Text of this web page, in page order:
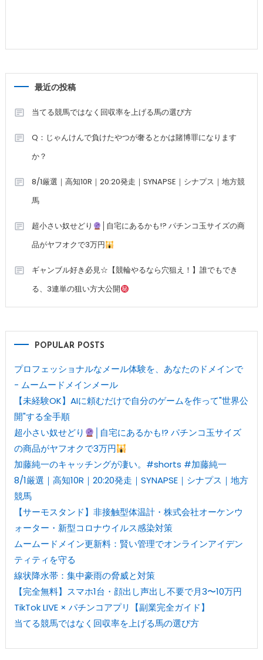
最近の投稿
当てる競馬ではなく回収率を上げる馬の選び方
Q：じゃんけんで負けたやつが奢るとかは賭博罪になります
か？
8/1厳選｜高知10R｜20:20発走｜SYNAPSE｜シナプス｜地方競
馬
超小さい奴せどり
│自宅にあるかも!? パチンコ玉サイズの商
品がヤフオクで3万円
ギャンブル好き必見☆【競輪やるなら穴狙え！】誰でもでき
る、3連単の狙い方大公開
POPULAR POSTS
プロフェッショナルなメール体験を、あなたのドメインで
- ムームードメインメール
【未経験OK】AIに頼むだけで自分のゲームを作って"世界公
開"する全手順
超小さい奴せどり
│自宅にあるかも!? パチンコ玉サイズ
の商品がヤフオクで3万円
加藤純一のキャッチングが凄い。#shorts #加藤純一
8/1厳選｜高知10R｜20:20発走｜SYNAPSE｜シナプス｜地方
競馬
【サーモスタンド】非接触型体温計・株式会社オーケンウ
ォーター・新型コロナウイルス感染対策
ムームードメイン更新料：賢い管理でオンラインアイデン
ティティを守る
線状降水帯：集中豪雨の脅威と対策
【完全無料】スマホ1台・顔出し声出し不要で月3〜10万円
TikTok LIVE × パチンコアプリ【副業完全ガイド】
当てる競馬ではなく回収率を上げる馬の選び方